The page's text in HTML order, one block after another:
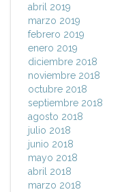
abril 2019
marzo 2019
febrero 2019
enero 2019
diciembre 2018
noviembre 2018
octubre 2018
septiembre 2018
agosto 2018
julio 2018
junio 2018
mayo 2018
abril 2018
marzo 2018